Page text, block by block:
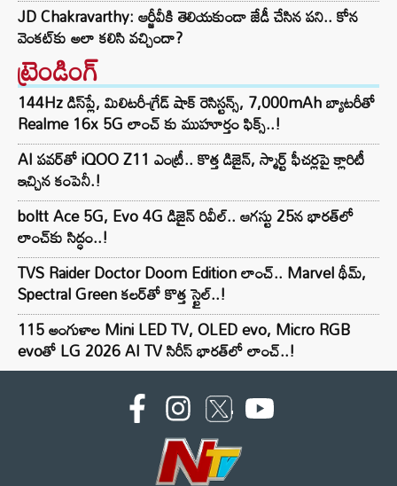
JD Chakravarthy: ఆర్జీవీకి తెలియకుండా జేడీ చేసిన పని.. కోన
వెంకట్‌కు అలా కలిసి వచ్చిందా?
ట్రెండింగ్‌
144Hz డిస్‌ప్లే, మిలిటరీ-గ్రేడ్ షాక్ రెసిస్టన్స్, 7,000mAh బ్యాటరీతో
Realme 16x 5G లాంచ్ కు ముహూర్తం ఫిక్స్..!
AI పవర్‌తో iQOO Z11 ఎంట్రీ.. కొత్త డిజైన్, స్మార్ట్ ఫీచర్లపై క్లారిటీ
ఇచ్చిన కంపెనీ.!
boltt Ace 5G, Evo 4G డిజైన్ రివీల్.. ఆగస్టు 25న భారత్‌లో
లాంచ్‌కు సిద్ధం..!
TVS Raider Doctor Doom Edition లాంచ్.. Marvel థీమ్,
Spectral Green కలర్‌తో కొత్త స్టైల్..!
115 అంగుళాల Mini LED TV, OLED evo, Micro RGB
evoతో LG 2026 AI TV సిరీస్ భారత్‌లో లాంచ్..!